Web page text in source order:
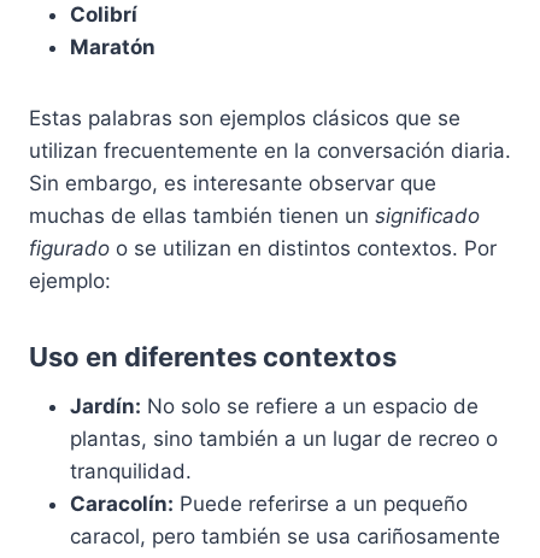
Colibrí
Maratón
Estas palabras son ejemplos clásicos que se
utilizan frecuentemente en la conversación diaria.
Sin embargo, es interesante observar que
muchas de ellas también tienen un significado
figurado o se utilizan en distintos contextos. Por
ejemplo:
Uso en diferentes contextos
Jardín: No solo se refiere a un espacio de
plantas, sino también a un lugar de recreo o
tranquilidad.
Caracolín: Puede referirse a un pequeño
caracol, pero también se usa cariñosamente